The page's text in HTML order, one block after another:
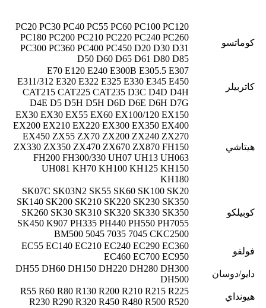
كوماتسو
PC20 PC30 PC40 PC55 PC60 PC100 PC120
PC180 PC200 PC210 PC220 PC240 PC260
PC300 PC360 PC400 PC450 D20 D30 D31
D50 D60 D65 D61 D80 D85
كاتربيلر
E70 E120 E240 E300B E305.5 E307
E311/312 E320 E322 E325 E330 E345 E450
CAT215 CAT225 CAT235 D3C D4D D4H
D4E D5 D5H D5H D6D D6E D6H D7G
هيتاشي
EX30 EX30 EX55 EX60 EX100/120 EX150
EX200 EX210 EX220 EX300 EX350 EX400
EX450 ZX55 ZX70 ZX200 ZX240 ZX270
ZX330 ZX350 ZX470 ZX670 ZX870 FH150
FH200 FH300/330 UH07 UH13 UH063
UH081 KH70 KH100 KH125 KH150
KH180
كوبيلكو
SK07C SK03N2 SK55 SK60 SK100 SK20
SK140 SK200 SK210 SK220 SK230 SK350
SK260 SK30 SK310 SK320 SK330 SK350
SK450 K907 PH335 PH440 PH550 PH7055
BM500 5045 7035 7045 CKC2500
فولفو
EC55 EC140 EC210 EC240 EC290 EC360
EC460 EC700 EC950
دايو/دوسان
DH55 DH60 DH150 DH220 DH280 DH300
DH500
هيونداي
R55 R60 R80 R130 R200 R210 R215 R225
R230 R290 R320 R450 R480 R500 R520